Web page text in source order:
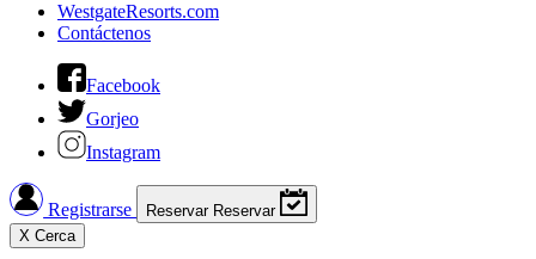
WestgateResorts.com
Contáctenos
Facebook
Gorjeo
Instagram
Registrarse Reservar Reservar
X Cerca